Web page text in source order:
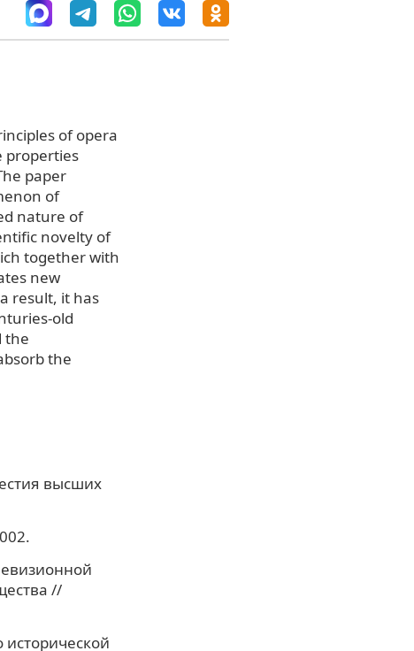
of opera
properties
paper
of
nature of
novelty of
together with
new
result, it has
old
the
the
высших
//